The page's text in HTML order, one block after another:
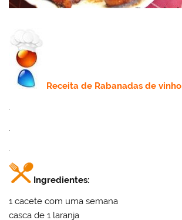
Receitade Rabanadas de vinho
.
.
Ingredientes:
1 cacete com uma semana
casca de 1 laranja